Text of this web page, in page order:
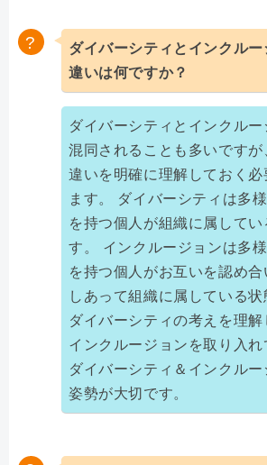
ダイバーシティとインクルー
違いは何ですか？
ダイバーシティとインクルー
混同されることも多いですが
違いを明確に理解しておく必
ます。 ダイバーシティは多
を持つ個人が組織に属して
す。 インクルージョンは多
を持つ個人がお互いを認め合
しあって組織に属している状
ダイバーシティの考えを理
インクルージョンを取り入れ
ダイバーシティ＆インクル
姿勢が大切です。